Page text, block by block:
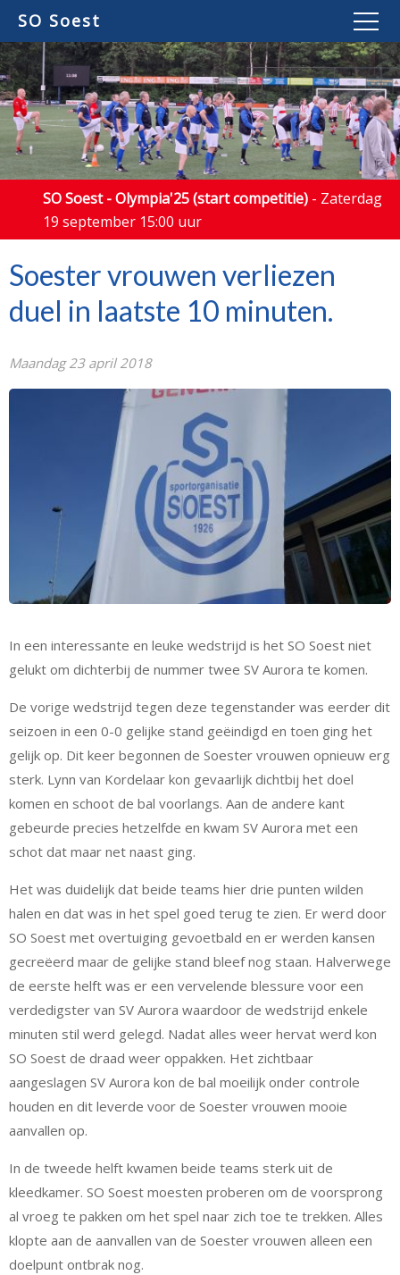
SO Soest
SO Soest - Olympia'25 (start competitie) - Zaterdag
19 september 15:00 uur
Soester vrouwen verliezen
duel in laatste 10 minuten.
Maandag 23 april 2018
In een interessante en leuke wedstrijd is het SO Soest niet
gelukt om dichterbij de nummer twee SV Aurora te komen.
De vorige wedstrijd tegen deze tegenstander was eerder dit
seizoen in een 0-0 gelijke stand geëindigd en toen ging het
gelijk op. Dit keer begonnen de Soester vrouwen opnieuw erg
sterk. Lynn van Kordelaar kon gevaarlijk dichtbij het doel
komen en schoot de bal voorlangs. Aan de andere kant
gebeurde precies hetzelfde en kwam SV Aurora met een
schot dat maar net naast ging.
Het was duidelijk dat beide teams hier drie punten wilden
halen en dat was in het spel goed terug te zien. Er werd door
SO Soest met overtuiging gevoetbald en er werden kansen
gecreëerd maar de gelijke stand bleef nog staan. Halverwege
de eerste helft was er een vervelende blessure voor een
verdedigster van SV Aurora waardoor de wedstrijd enkele
minuten stil werd gelegd. Nadat alles weer hervat werd kon
SO Soest de draad weer oppakken. Het zichtbaar
aangeslagen SV Aurora kon de bal moeilijk onder controle
houden en dit leverde voor de Soester vrouwen mooie
aanvallen op.
In de tweede helft kwamen beide teams sterk uit de
kleedkamer. SO Soest moesten proberen om de voorsprong
al vroeg te pakken om het spel naar zich toe te trekken. Alles
klopte aan de aanvallen van de Soester vrouwen alleen een
doelpunt ontbrak nog.